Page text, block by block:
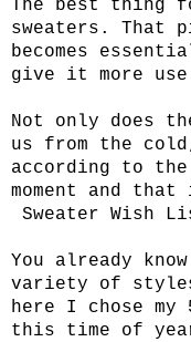
The best thing
sweaters. That
becomes
give it more use
Not only does
us from the
according to
moment and
Sweater Wish
You already
variety of
here I chose
this time of